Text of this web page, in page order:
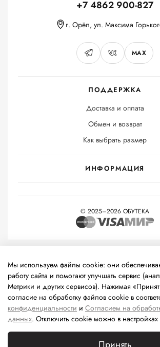
ПОДДЕРЖКА
Доставка и оплата
Обмен и возврат
Как выбрать размер
ИНФОРМАЦИЯ
+7 4862 900-827
г. Орёл, ул. Максима
MAX
© 2025–2026 ОБУТЕКА
технологии
(информационные технологии
информации на основе сбора,
сведений, относящихся к предпочтениям
«Интернет», находящихся на территории
Федерации).
Мы используем файлы cookie: они
работу сайта и помогают улучшать сервис
Метрики и других сервисов). Нажимая
согласие на обработку файлов cookie в
конфиденциальности и Согласием на
данных. Отключить cookie можно в настройках
Принять